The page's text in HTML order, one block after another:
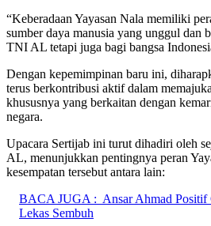
“Keberadaan Yayasan Nala memiliki
sumber daya manusia yang unggul dan
TNI AL tetapi juga bagi bangsa
Dengan kepemimpinan baru ini,
terus berkontribusi aktif dalam
khususnya yang berkaitan dengan
negara.
Upacara Sertijab ini turut dihadiri oleh
AL, menunjukkan pentingnya peran
kesempatan tersebut antara lain:
BACA JUGA : Ansar Ahmad Positif
Lekas Sembuh